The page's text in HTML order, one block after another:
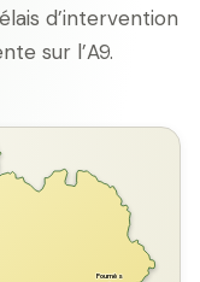
d’intervention
sur l’A9.
Fournès